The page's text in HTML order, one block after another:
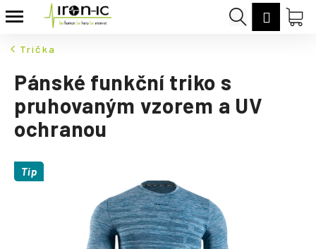
na
Hledat
Trička
Pánské funkční triko s
pruhovaným vzorem a UV
ochranou
Tip
K
o
C
o
p
o
e